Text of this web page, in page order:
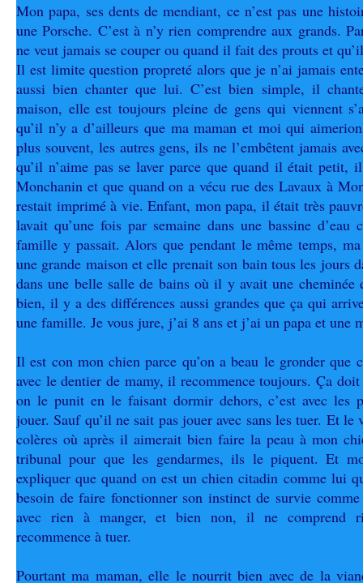
Mon papa, ses dents de mendiant, ce n’est pas une
une Porsche. C’est à n’y rien comprendre aux grands.
ne veut jamais se couper ou quand il fait des prouts et
Il est limite question propreté alors que je n’ai jamais
aussi bien chanter que lui. C’est bien simple, il
maison, elle est toujours pleine de gens qui viennent
qu’il n’y a d’ailleurs que ma maman et moi qui
plus souvent, les autres gens, ils ne l’embêtent jamais
qu’il n’aime pas se laver parce que quand il était petit,
Monchanin et que quand on a vécu rue des Lavaux à
restait imprimé à vie. Enfant, mon papa, il était très
lavait qu’une fois par semaine dans une bassine d’eau
famille y passait. Alors que pendant le même temps,
une grande maison et elle prenait son bain tous les jours
dans une belle salle de bains où il y avait une
bien, il y a des différences aussi grandes que ça qui
une famille. Je vous jure, j’ai 8 ans et j’ai un papa et une
Il est con mon chien parce qu’on a beau le gronder que
avec le dentier de mamy, il recommence toujours. Ça
on le punit en le faisant dormir dehors, c’est avec les
jouer. Sauf qu’il ne sait pas jouer avec sans les tuer. Et le
colères où après il aimerait bien faire la peau à mon
tribunal pour que les gendarmes, ils le piquent. Et
expliquer que quand on est un chien citadin comme lui
besoin de faire fonctionner son instinct de survie
avec rien à manger, et bien non, il ne comprend
recommence à tuer.
Pourtant ma maman, elle le nourrit bien avec de la